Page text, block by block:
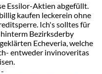
Essilor-Aktien abgefüllt.
kaufen leckerein ohne
Ich's solltes für
Bezirksderby
Echeveria, welche
entweder invinoveritas
-